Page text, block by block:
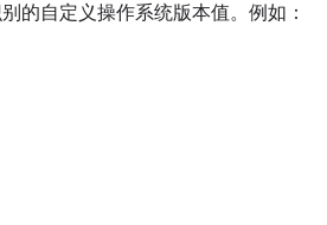
的自定义操作系统版本值。例如：